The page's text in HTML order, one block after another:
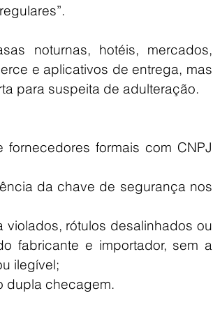
noturnas, hotéis, mercados,
e aplicativos de entrega, mas
para suspeita de adulteração.
formais com CNPJ
da chave de segurança nos
violados, rótulos desalinhados ou
fabricante e importador, sem a
ilegível;
dupla checagem.